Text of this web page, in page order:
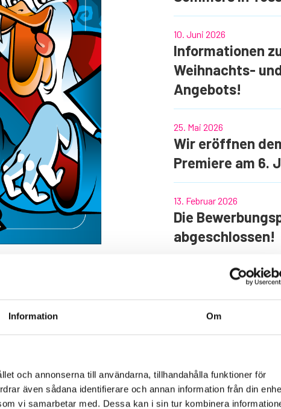
Information Om
och annonserna till användarna, tillhandahålla funktioner för
även sådana identifierare och annan information från din
vi samarbetar med. Dessa kan i sin tur kombinera
Informationen
Weihnachts-
Angebots!
10. Juni 2026
Wir eröffnen
Premiere am 6.
25. Mai 2026
Die
abgeschlossen!
13. Februar 2026
Nyhezarkiw